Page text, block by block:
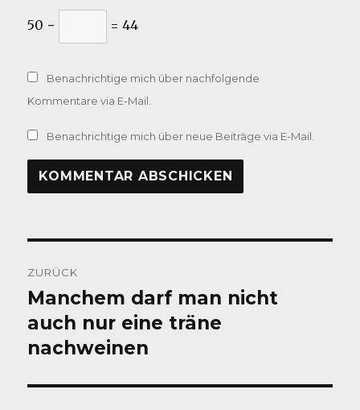
50 − = 44
Benachrichtige mich über nachfolgende
Kommentare via E-Mail.
Benachrichtige mich über neue Beiträge via E-Mail.
ZURÜCK
Vorheriger
Beitrag:
Manchem darf man nicht
auch nur eine träne
nachweinen